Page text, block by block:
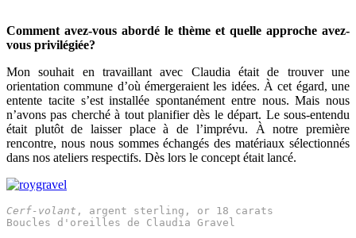
Comment avez-vous abordé le thème et quelle approche avez-
vous privilégiée?
Mon souhait en travaillant avec Claudia était de trouver une
orientation commune d’où émergeraient les idées. À cet égard, une
entente tacite s’est installée spontanément entre nous. Mais nous
n’avons pas cherché à tout planifier dès le départ. Le sous-entendu
était plutôt de laisser place à de l’imprévu. À notre première
rencontre, nous nous sommes échangés des matériaux sélectionnés
dans nos ateliers respectifs. Dès lors le concept était lancé.
Cerf-volant , argent sterling, or 18 carats
Boucles d'oreilles de Claudia Gravel